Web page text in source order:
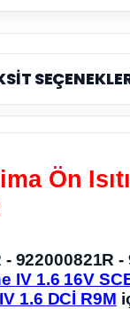
Ön
922000821R
IV 1.6 16V
1.6 DCİ R9M